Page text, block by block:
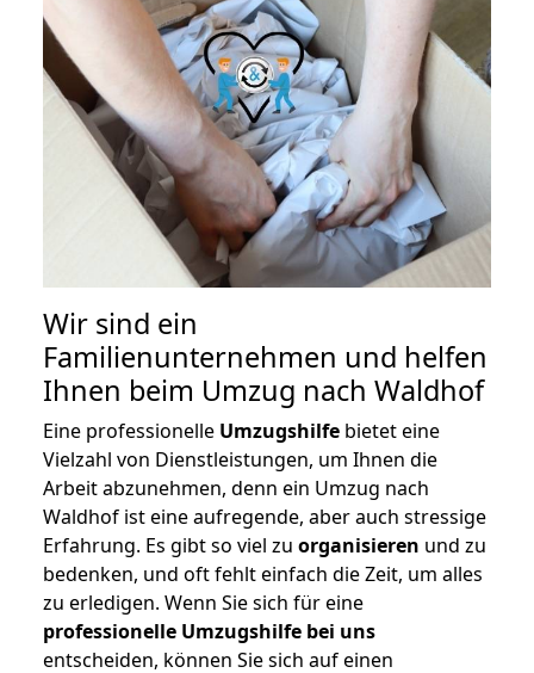
Wir sind ein
Familienunternehmen und helfen
Ihnen beim Umzug nach Waldhof
Eine professionelle Umzugshilfe bietet eine
Vielzahl von Dienstleistungen, um Ihnen die
Arbeit abzunehmen, denn ein Umzug nach
Waldhof ist eine aufregende, aber auch stressige
Erfahrung. Es gibt so viel zu organisieren und zu
bedenken, und oft fehlt einfach die Zeit, um alles
zu erledigen. Wenn Sie sich für eine
professionelle Umzugshilfe bei uns
entscheiden, können Sie sich auf einen